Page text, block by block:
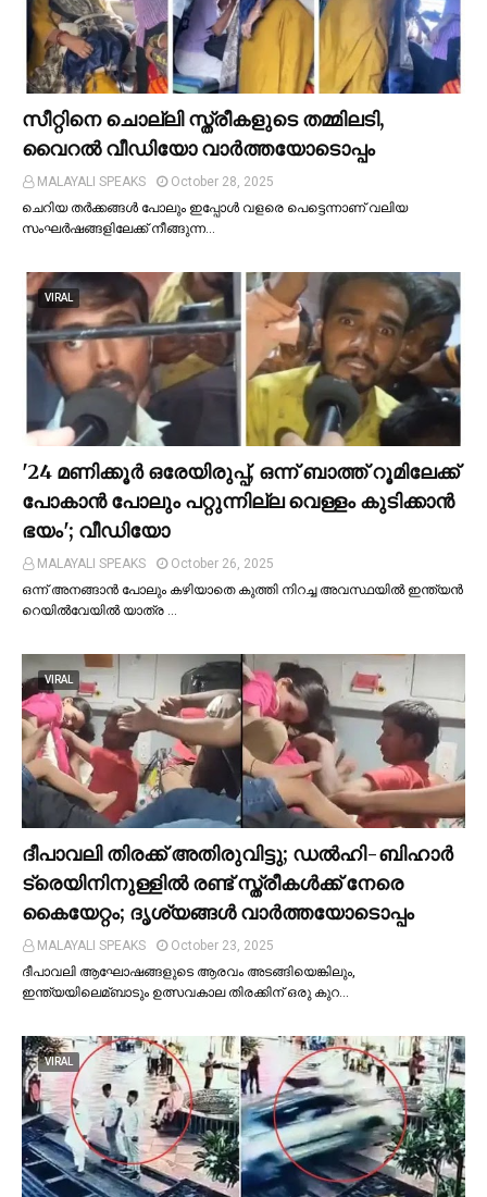
സീറ്റിനെ ചൊല്ലി സ്ത്രീകളുടെ തമ്മിലടി,
വൈറല്‍ വീഡിയോ വാർത്തയോടൊപ്പം
MALAYALI SPEAKS
October 28, 2025
ചെറിയ തര്‍ക്കങ്ങള്‍ പോലും ഇപ്പോള്‍ വളരെ പെട്ടെന്നാണ് വലിയ
സംഘര്‍ഷങ്ങളിലേക്ക് നീങ്ങുന്ന…
VIRAL
'24 മണിക്കൂര്‍ ഒരേയിരുപ്പ്, ഒന്ന് ബാത്ത് റൂമിലേക്ക്
പോകാന്‍ പോലും പറ്റുന്നില്ല വെള്ളം കുടിക്കാന്‍
ഭയം'; വീഡിയോ
MALAYALI SPEAKS
October 26, 2025
ഒന്ന് അനങ്ങാന്‍ പോലും കഴിയാതെ കുത്തി നിറച്ച അവസ്ഥയില്‍ ഇന്ത്യന്‍
റെയില്‍വേയില്‍ യാത്ര …
VIRAL
ദീപാവലി തിരക്ക് അതിരുവിട്ടു; ഡല്‍ഹി-ബിഹാര്‍
ട്രെയിനിനുള്ളില്‍ രണ്ട് സ്ത്രീകള്‍ക്ക് നേരെ
കൈയേറ്റം; ദൃശ്യങ്ങള്‍ വാർത്തയോടൊപ്പം
MALAYALI SPEAKS
October 23, 2025
ദീപാവലി ആഘോഷങ്ങളുടെ ആരവം അടങ്ങിയെങ്കിലും,
ഇന്ത്യയിലെമ്ബാടും ഉത്സവകാല തിരക്കിന് ഒരു കുറ…
VIRAL